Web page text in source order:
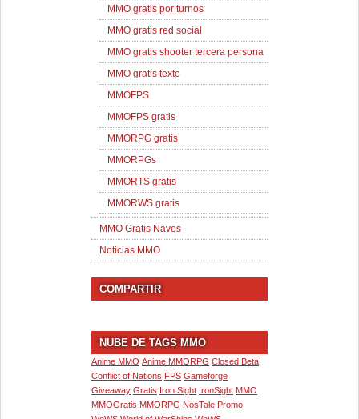
MMO gratis por turnos
MMO gratis red social
MMO gratis shooter tercera persona
MMO gratis texto
MMOFPS
MMOFPS gratis
MMORPG gratis
MMORPGs
MMORTS gratis
MMORWS gratis
MMO Gratis Naves
Noticias MMO
COMPARTIR
NUBE DE TAGS MMO
Anime MMO Anime MMORPG Closed Beta
Conflict of Nations FPS Gameforge
Giveaway Gratis Iron Sight IronSight MMO
MMOGratis MMORPG NosTale Promo